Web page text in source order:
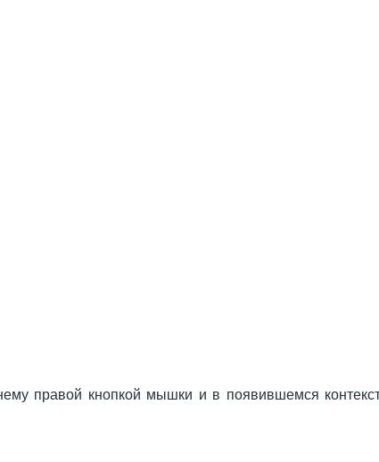
правой кнопкой мышки и в появившемся